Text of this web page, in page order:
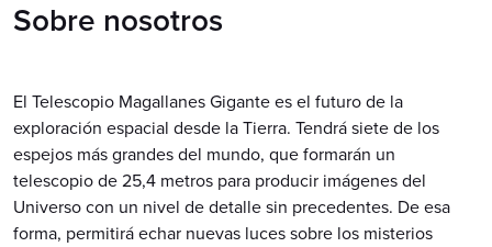
Sobre nosotros
El Telescopio Magallanes Gigante es el futuro de la
exploración espacial desde la Tierra. Tendrá siete de los
espejos más grandes del mundo, que formarán un
telescopio de 25,4 metros para producir imágenes del
Universo con un nivel de detalle sin precedentes. De esa
forma, permitirá echar nuevas luces sobre los misterios